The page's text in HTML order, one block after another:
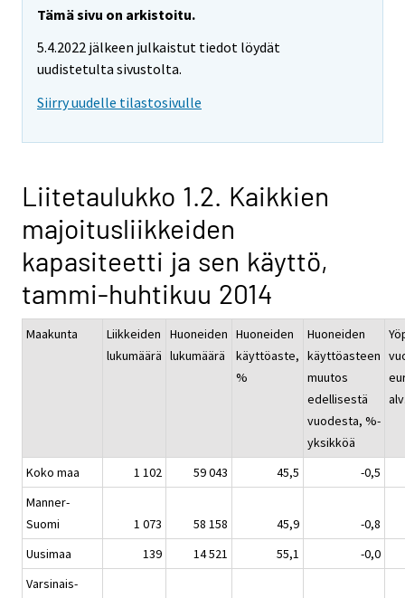
Tämä sivu on arkistoitu.
5.4.2022 jälkeen julkaistut tiedot löydät
uudistetulta sivustolta.
Siirry uudelle tilastosivulle
Liitetaulukko 1.2. Kaikkien
majoitusliikkeiden
kapasiteetti ja sen käyttö,
tammi-huhtikuu 2014
Maakunta
Liikkeiden
lukumäärä
Huoneiden
lukumäärä
Huoneiden
käyttöaste,
%
Huoneiden
käyttöasteen
muutos
edellisestä
vuodesta, %-
yksikköä
Koko maa 1 102 59 043 45,5
-0,5
Manner-
Suomi
1 073 58 158 45,9
-0,8
Uusimaa
139 14 521 55,1
-0,0
Varsinais-